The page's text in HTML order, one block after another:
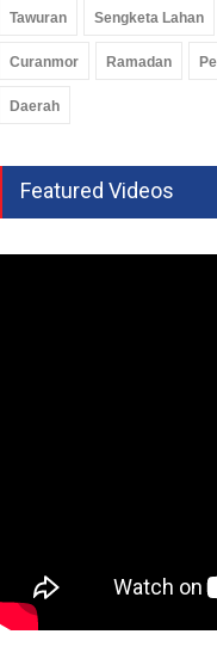
Tawuran Sengketa Lahan
Curanmor Ramadan
Daerah
Featured Videos